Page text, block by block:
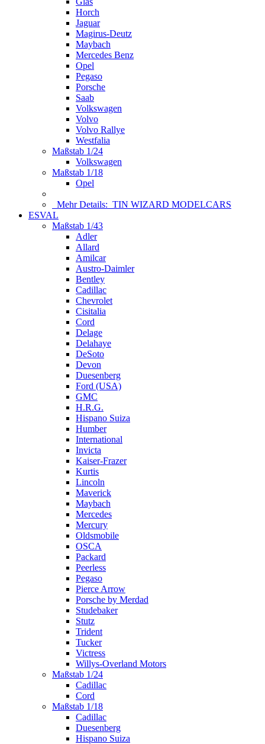
Horch
Jaguar
Magirus-Deutz
Maybach
Mercedes Benz
Opel
Pegaso
Porsche
Saab
Volkswagen
Volvo
Volvo Rallye
Westfalia
Maßstab 1/24
Volkswagen
Maßstab 1/18
Opel
Mehr Details: TIN WIZARD MODELCARS
ESVAL
Maßstab 1/43
Adler
Allard
Amilcar
Austro-Daimler
Bentley
Cadillac
Chevrolet
Cisitalia
Cord
Delage
Delahaye
DeSoto
Devon
Duesenberg
Ford (USA)
GMC
H.R.G.
Hispano Suiza
Humber
International
Invicta
Kaiser-Frazer
Kurtis
Lincoln
Maverick
Maybach
Mercedes
Mercury
Oldsmobile
OSCA
Packard
Peerless
Pegaso
Pierce Arrow
Porsche by Merdad
Studebaker
Stutz
Trident
Tucker
Victress
Willys-Overland Motors
Maßstab 1/24
Cadillac
Cord
Maßstab 1/18
Cadillac
Duesenberg
Hispano Suiza